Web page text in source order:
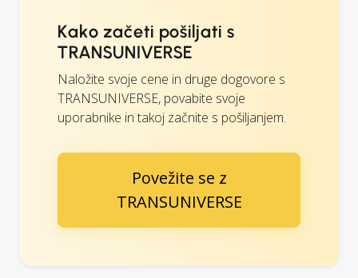
Kako začeti pošiljati s
TRANSUNIVERSE
Naložite svoje cene in druge dogovore s
TRANSUNIVERSE, povabite svoje
uporabnike in takoj začnite s pošiljanjem.
Povežite se z
TRANSUNIVERSE